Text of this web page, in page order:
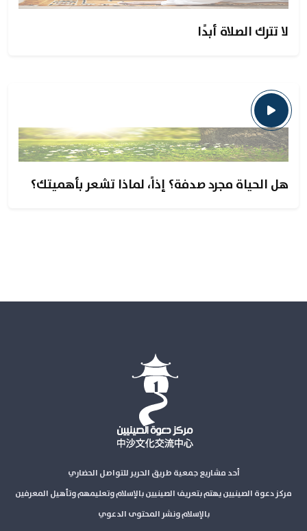
لا تترك الصلاة أبدًا
هل الحياة مجرد صدفة؟ إذاً، لماذا تشعر بأهميتك؟
أحد مشاريع جمعية طريق الحرير للتواصل الحضاري
مركز دعوة الصينيين يهتم بتعريف الصينيين بالإسلام وتعليمهم وتأهيل المعرفين
بالإسلام ونشر المحتوى الدعوي